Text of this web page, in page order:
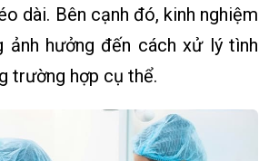
dài. Bên cạnh đó, kinh nghiệm
ảnh hưởng đến cách xử lý tình
trường hợp cụ thể.